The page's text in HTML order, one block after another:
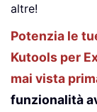
altre!
Potenzia le
Kutools per
mai vista
funzionalità